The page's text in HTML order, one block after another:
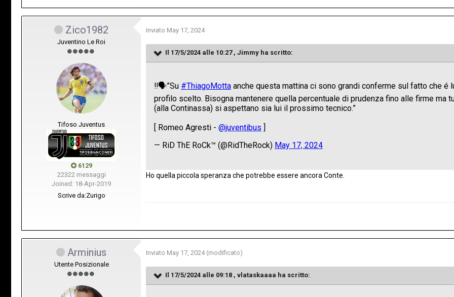
Zico1982
Juventino Le Roi
Tifoso Juventus
6129
22322 messaggi
Joined: 18-Apr-2019
Scrive da:Zurigo
Inviato May 17, 2024
Il 17/5/2024 alle 10:27 , Jimmy ha scritto:
Ho quella piccola speranza che potrebbe essere ancora Conte.
Arminius
Utente Posizionale
Inviato May 17, 2024 (modificato)
Il 17/5/2024 alle 09:18 , vlataskaaaa ha scritto: